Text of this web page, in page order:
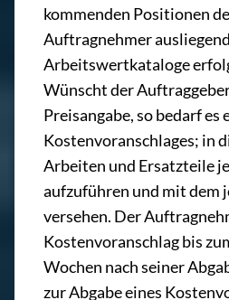
kommenden Positionen
Auftragnehmer
Arbeitswertkataloge
Wünscht der
Preisangabe, so bedarf
Kostenvoranschlages; in
Arbeiten und Ersatzteile
aufzuführen und mit dem
versehen. Der
Kostenvoranschlag bis
Wochen nach seiner
zur Abgabe eines